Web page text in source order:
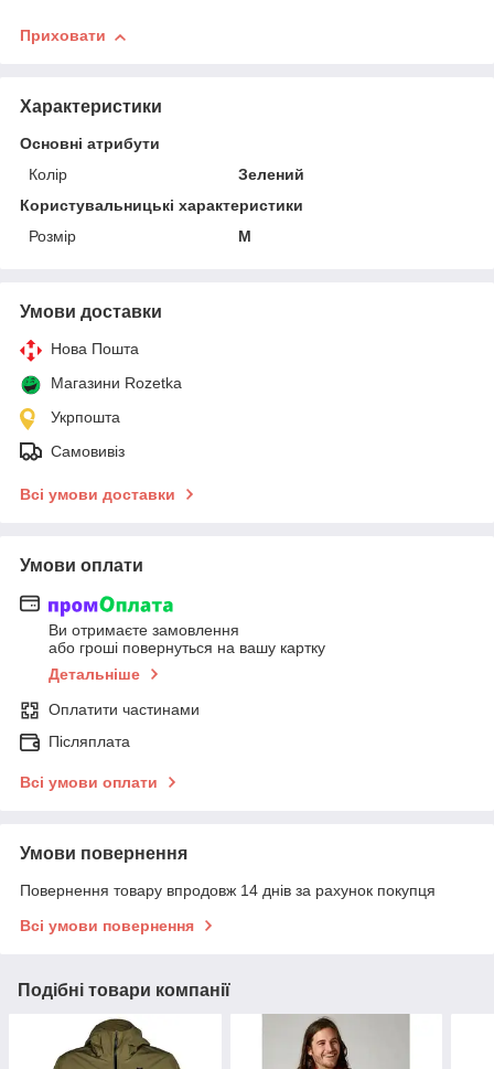
Приховати
Характеристики
Основні атрибути
Колір
Зелений
Користувальницькі характеристики
Розмір
M
Умови доставки
Нова Пошта
Магазини Rozetka
Укрпошта
Самовивіз
Всі умови доставки
Умови оплати
Ви отримаєте замовлення
або гроші повернуться на вашу картку
Детальніше
Оплатити частинами
Післяплата
Всі умови оплати
Умови повернення
Повернення товару впродовж 14 днів за рахунок покупця
Всі умови повернення
Подібні товари компанії